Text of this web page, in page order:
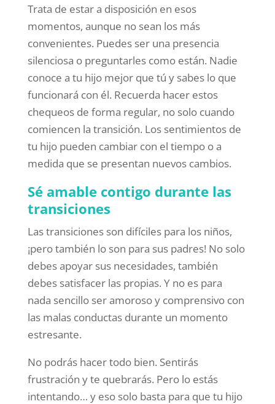
Trata de estar a disposición en esos
momentos, aunque no sean los más
convenientes. Puedes ser una presencia
silenciosa o preguntarles como están. Nadie
conoce a tu hijo mejor que tú y sabes lo que
funcionará con él. Recuerda hacer estos
chequeos de forma regular, no solo cuando
comiencen la transición. Los sentimientos de
tu hijo pueden cambiar con el tiempo o a
medida que se presentan nuevos cambios.
Sé amable contigo durante las
transiciones
Las transiciones son difíciles para los niños,
¡pero también lo son para sus padres! No solo
debes apoyar sus necesidades, también
debes satisfacer las propias. Y no es para
nada sencillo ser amoroso y comprensivo con
las malas conductas durante un momento
estresante.
No podrás hacer todo bien. Sentirás
frustración y te quebrarás. Pero lo estás
intentando… y eso solo basta para que tu hijo